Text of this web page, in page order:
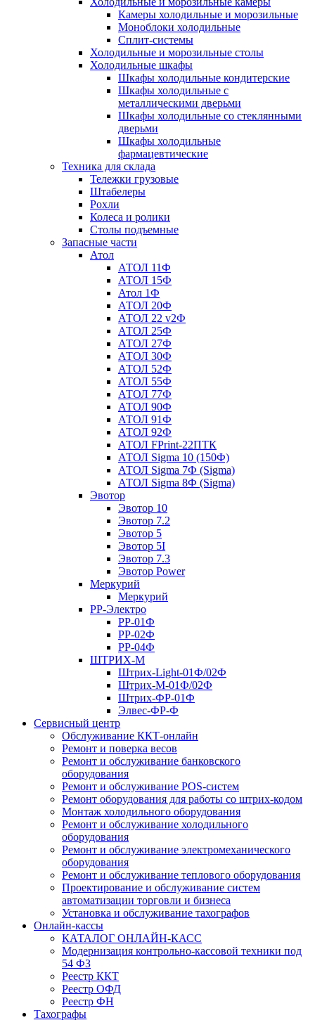
Камеры холодильные и морозильные
Моноблоки холодильные
Сплит-системы
Холодильные и морозильные столы
Холодильные шкафы
Шкафы холодильные кондитерские
Шкафы холодильные с
металлическими дверьми
Шкафы холодильные со стеклянными
дверьми
Шкафы холодильные
фармацевтические
Техника для склада
Тележки грузовые
Штабелеры
Рохли
Колеса и ролики
Столы подъемные
Запасные части
Атол
АТОЛ 11Ф
АТОЛ 15Ф
Атол 1Ф
АТОЛ 20Ф
АТОЛ 22 v2Ф
АТОЛ 25Ф
АТОЛ 27Ф
АТОЛ 30Ф
АТОЛ 52Ф
АТОЛ 55Ф
АТОЛ 77Ф
АТОЛ 90Ф
АТОЛ 91Ф
АТОЛ 92Ф
АТОЛ FPrint-22ПТК
АТОЛ Sigma 10 (150Ф)
АТОЛ Sigma 7Ф (Sigma)
АТОЛ Sigma 8Ф (Sigma)
Эвотор
Эвотор 10
Эвотор 7.2
Эвотор 5
Эвотор 5I
Эвотор 7.3
Эвотор Power
Меркурий
Меркурий
РР-Электро
РР-01Ф
РР-02Ф
РР-04Ф
ШТРИХ-М
Штрих-Light-01Ф/02Ф
Штрих-М-01Ф/02Ф
Штрих-ФР-01Ф
Элвес-ФР-Ф
Сервисный центр
Обслуживание ККТ-онлайн
Ремонт и поверка весов
Ремонт и обслуживание банковского
оборудования
Ремонт и обслуживание POS-систем
Ремонт оборудования для работы со штрих-кодом
Монтаж холодильного оборудования
Ремонт и обслуживание холодильного
оборудования
Ремонт и обслуживание электромеханического
оборудования
Ремонт и обслуживание теплового оборудования
Проектирование и обслуживание систем
автоматизации торговли и бизнеса
Установка и обслуживание тахографов
Онлайн-кассы
КАТАЛОГ ОНЛАЙН-КАСС
Модернизация контрольно-кассовой техники под
54 ФЗ
Реестр ККТ
Реестр ОФД
Реестр ФН
Тахографы